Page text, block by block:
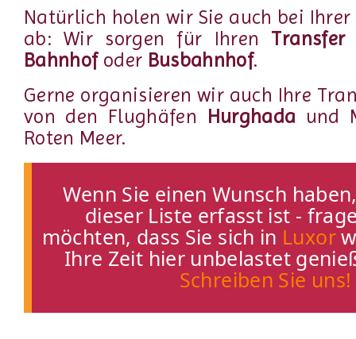
Natürlich holen wir Sie auch bei
ab: Wir sorgen für Ihren
Bahnhof oder Busbahnhof.
Gerne organisieren wir auch Ihre
von den Flughäfen Hurghada und
Roten Meer.
Wenn Sie einen Wunsch
dieser Liste erfasst ist -
möchten, dass Sie sich in Luxor
Ihre Zeit hier unbelastet
Schreiben Sie uns!